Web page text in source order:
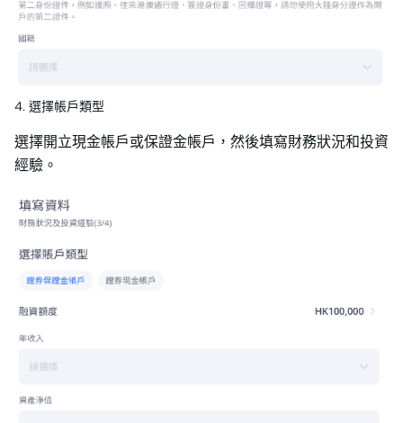
4. 選擇帳戶類型
選擇開立現金帳戶或保證金帳戶，然後填寫財務狀況和投資
經驗。